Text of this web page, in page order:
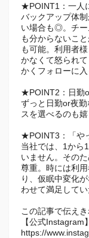
★POINT1：一人
バックアップ体
い場合も◎。チー
も分からないこ
も可能。利用者
かなくて怒られ
かくフォローに入
★POINT2：日勤
ずっと日勤or夜
スを選べるのも
★POINT3：「や
当社では、1から
いません。その
尊重。時には利
り、仮眠中変化
わせて満足して
この記事で伝え
【公式Instagram】
https://